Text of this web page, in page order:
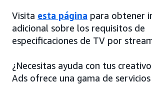
Visita esta página para obtener
adicional sobre los requisitos de
especificaciones de TV por
¿Necesitas ayuda con tus
Ads ofrece una gama de